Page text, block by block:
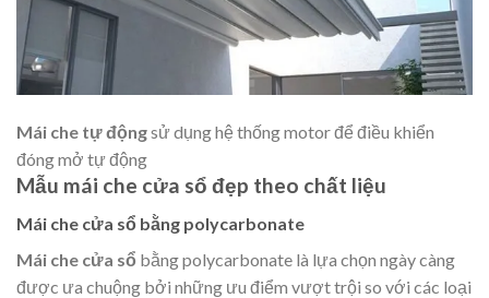
Mái che tự độngsử dụng hệ thống motor để điều khiển
đóng mở tự động
Mẫu mái che cửa sổ đẹp theo chất liệu
Mái che cửa sổ bằng polycarbonate
Mái che cửa sổ bằng polycarbonate là lựa chọn ngày càng
được ưa chuộng bởi những ưu điểm vượt trội so với các loại